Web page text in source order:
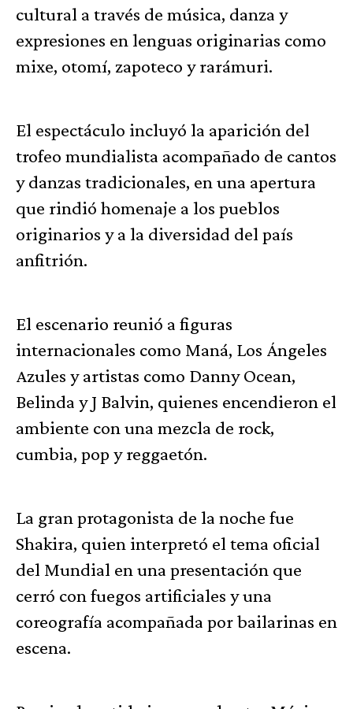
cultural a través de música, danza y
expresiones en lenguas originarias como
mixe, otomí, zapoteco y rarámuri.
El espectáculo incluyó la aparición del
trofeo mundialista acompañado de cantos
y danzas tradicionales, en una apertura
que rindió homenaje a los pueblos
originarios y a la diversidad del país
anfitrión.
El escenario reunió a figuras
internacionales como Maná, Los Ángeles
Azules y artistas como Danny Ocean,
Belinda y J Balvin, quienes encendieron el
ambiente con una mezcla de rock,
cumbia, pop y reggaetón.
La gran protagonista de la noche fue
Shakira, quien interpretó el tema oficial
del Mundial en una presentación que
cerró con fuegos artificiales y una
coreografía acompañada por bailarinas en
escena.